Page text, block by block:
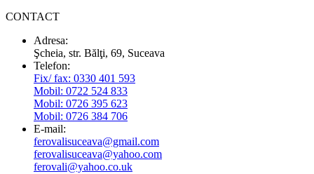
CONTACT
Adresa:
Şcheia, str. Bălţi, 69, Suceava
Telefon:
Fix/ fax: 0330 401 593
Mobil: 0722 524 833
Mobil: 0726 395 623
Mobil: 0726 384 706
E-mail:
ferovalisuceava@gmail.com
ferovalisuceava@yahoo.com
ferovali@yahoo.co.uk